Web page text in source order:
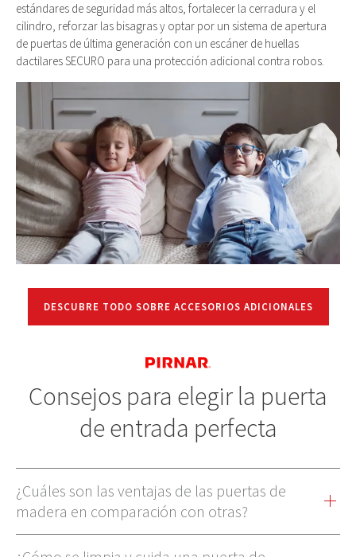
estándares de seguridad más altos, fortalecer la cerradura y el
cilindro, reforzar las bisagras y optar por un sistema de apertura
de puertas de última generación con un escáner de huellas
dactilares SECURO para una protección adicional contra robos.
DESCUBRE TODO SOBRE ACCESORIOS ADICIONALES
Consejos para elegir la puerta
de entrada perfecta
¿Cuáles son las ventajas de las puertas de
madera en comparación con otras?
materiales. Son extremadamente sólidos, estables, seguras y no lo